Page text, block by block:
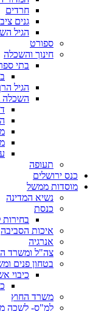
חרדים
גנים
הגיל
ספורט
חינוך והשכלה
בתי
הגיל
השכלה
תעופה
כנס ירושלים
מוסדות ממשל
נשיא המדינה
כנסת
איכות הסביבה
אנרגיה
צה"ל ומשרד
בטחון פנים
כיבוי
משרד החוץ
למ"ס- לשכה